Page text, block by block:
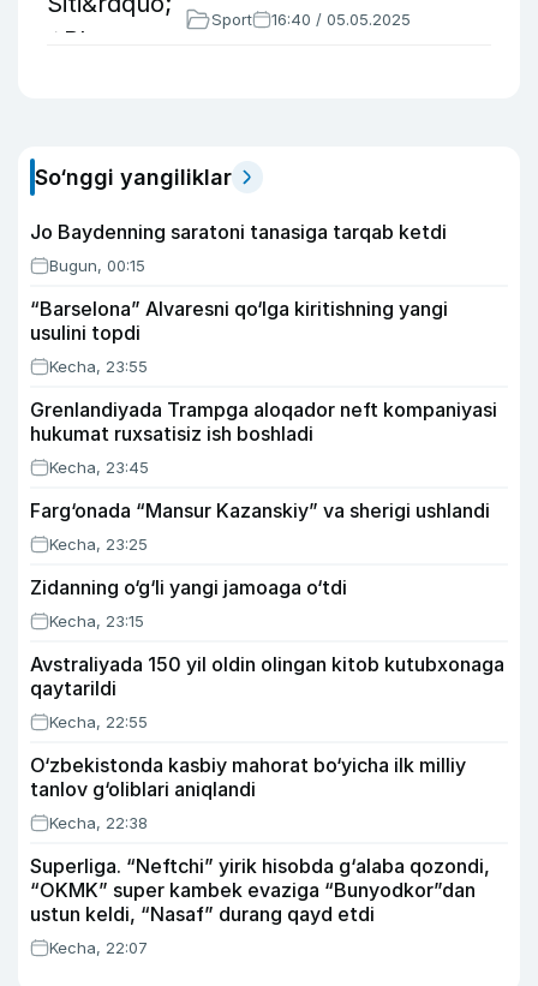
Sport 16:40 / 05.05.2025
So‘nggi yangiliklar
Jo Baydenning saratoni tanasiga tarqab ketdi
Bugun, 00:15
“Barselona” Alvaresni qo‘lga kiritishning yangi
usulini topdi
Kecha, 23:55
Grenlandiyada Trampga aloqador neft kompaniyasi
hukumat ruxsatisiz ish boshladi
Kecha, 23:45
Farg‘onada “Mansur Kazanskiy” va sherigi ushlandi
Kecha, 23:25
Zidanning o‘g‘li yangi jamoaga o‘tdi
Kecha, 23:15
Avstraliyada 150 yil oldin olingan kitob kutubxonaga
qaytarildi
Kecha, 22:55
O‘zbekistonda kasbiy mahorat bo‘yicha ilk milliy
tanlov g‘oliblari aniqlandi
Kecha, 22:38
Superliga. “Neftchi” yirik hisobda g‘alaba qozondi,
“OKMK” super kambek evaziga “Bunyodkor”dan
ustun keldi, “Nasaf” durang qayd etdi
Kecha, 22:07